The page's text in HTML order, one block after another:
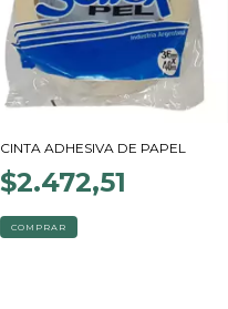
CINTA ADHESIVA DE PAPEL
$2.472,51
COMPRAR